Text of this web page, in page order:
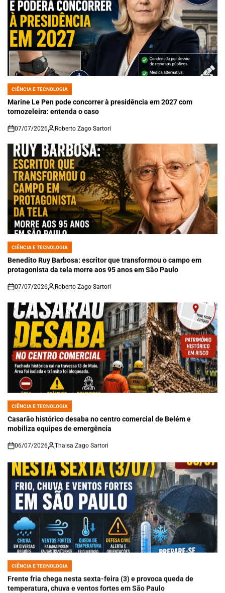
POSTED
IN
CIÊNCIA E TECNOLOGIA
Marine Le Pen pode concorrer à presidência em 2027 com
tornozeleira: entenda o caso
on
07/07/2026 Roberto Zago Sartori
POSTED
IN
CIÊNCIA E TECNOLOGIA
Benedito Ruy Barbosa: escritor que transformou o campo em
protagonista da tela morre aos 95 anos em São Paulo
on
07/07/2026 Roberto Zago Sartori
POSTED
CIÊNCIA E TECNOLOGIA
Casarão histórico desaba no centro comercial de Belém e
mobiliza equipes de emergência
on
06/07/2026 Thaisa Zago Sartori
POSTED
IN
CIÊNCIA E TECNOLOGIA
Frente fria chega nesta sexta-feira (3) e provoca queda de
temperatura, chuva e ventos fortes em São Paulo